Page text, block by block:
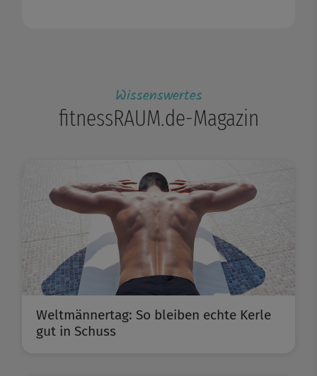
Wissenswertes
fitnessRAUM.de-Magazin
Weltmännertag: So bleiben echte Kerle
gut in Schuss